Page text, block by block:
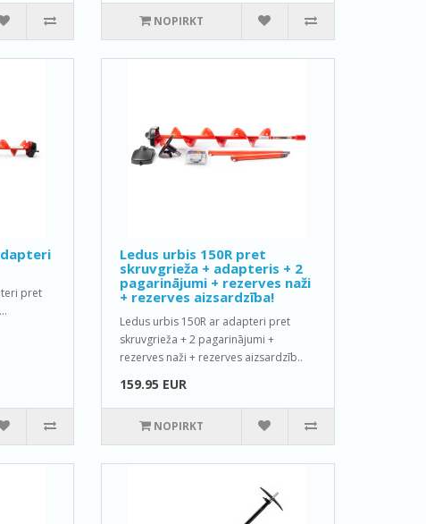
NOPIRKT
pret
Ledus urbis 150R pret
skruvgrieža + adapteris + 2
pagarinājumi + rezerves naži
+ rezerves aizsardzība!
Ledus urbis 150R ar adapteri pret
skruvgrieža + 2 pagarinājumi +
rezerves naži + rezerves aizsardzīb..
159.95 EUR
NOPIRKT